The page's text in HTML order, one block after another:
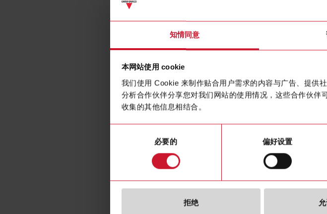
知情同意
本网站使用 cookie
我们使用 Cookie 来制作贴合用户需求的内容与广告、提供
分析合作伙伴分享您对我们网站的使用情况，这些合作伙
收集的其他信息相结合。
必要的 偏好设置
拒绝
规格